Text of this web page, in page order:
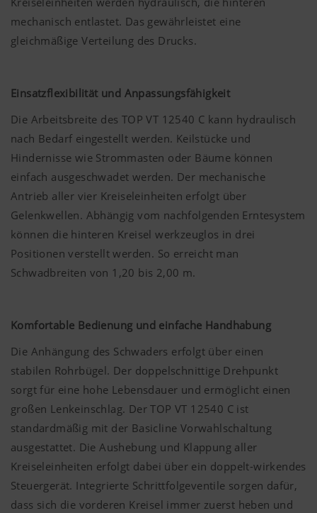
mechanisch entlastet. Das gewährleistet eine
gleichmäßige Verteilung des Drucks.
Einsatzflexibilität und Anpassungsfähigkeit
Die Arbeitsbreite des TOP VT 12540 C kann hydraulisch
nach Bedarf eingestellt werden. Keilstücke und
Hindernisse wie Strommasten oder Bäume können
einfach ausgeschwadet werden. Der mechanische
Antrieb aller vier Kreiseleinheiten erfolgt über
Gelenkwellen. Abhängig vom nachfolgenden Erntesystem
können die hinteren Kreisel werkzeuglos in drei
Positionen verstellt werden. So erreicht man
Schwadbreiten von 1,20 bis 2,00 m.
Komfortable Bedienung und einfache Handhabung
Die Anhängung des Schwaders erfolgt über einen
stabilen Rohrbügel. Der doppelschnittige Drehpunkt
sorgt für eine hohe Lebensdauer und ermöglicht einen
großen Lenkeinschlag. Der TOP VT 12540 C ist
standardmäßig mit der Basicline Vorwahlschaltung
ausgestattet. Die Aushebung und Klappung aller
Kreiseleinheiten erfolgt dabei über ein doppelt-wirkendes
Steuergerät. Integrierte Schrittfolgeventile sorgen dafür,
dass sich die vorderen Kreisel immer zuerst heben und